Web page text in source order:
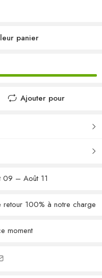
panier
Ajouter pour
09 – Août 11
retour 100% à notre charge
moment